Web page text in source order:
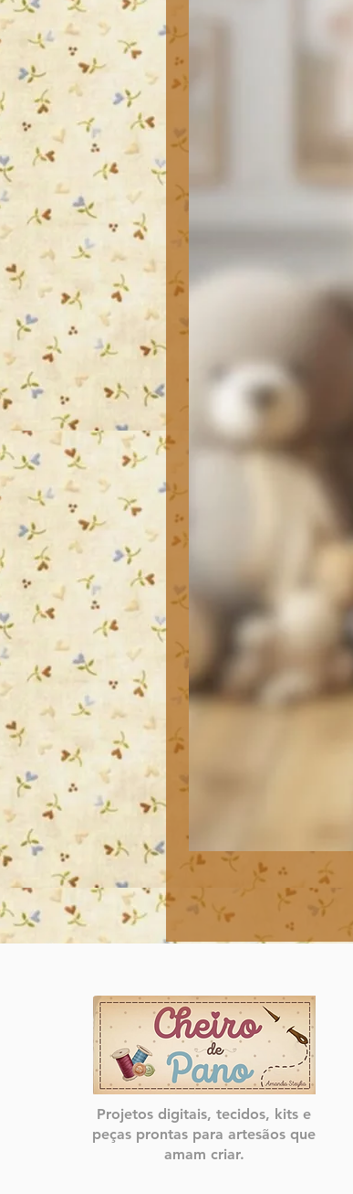
Projetos digitais, tecidos, kits e
peças prontas para artesãos que
amam criar.